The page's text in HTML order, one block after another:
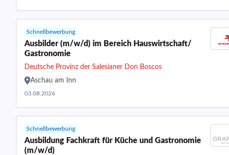
Schnellbewerbung
Ausbilder (m/w/d) im Bereich Hauswirtschaft/
Gastronomie
Deutsche Provinz der Salesianer Don Boscos
Aschau am Inn
03.08.2026
Schnellbewerbung
Ausbildung Fachkraft für Küche und Gastronomie
(m/w/d)